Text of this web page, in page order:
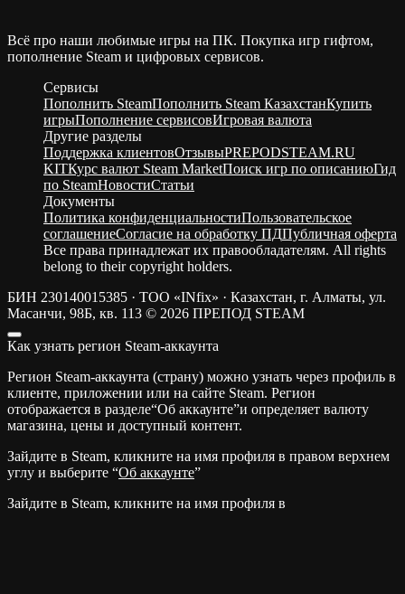
Всё про наши любимые игры на ПК. Покупка игр гифтом,
пополнение Steam и цифровых сервисов.
Сервисы
Пополнить SteamПополнить Steam КазахстанКупить
игрыПополнение сервисовИгровая валюта
Другие разделы
Поддержка клиентовОтзывыPREPODSTEAM.RU
KITКурс валют Steam MarketПоиск игр по описаниюГид
по SteamНовостиСтатьи
Документы
Политика конфиденциальностиПользовательское
соглашениеСогласие на обработку ПДПубличная оферта
Все права принадлежат их правообладателям. All rights
belong to their copyright holders.
БИН 230140015385 · ТОО «INfix» · Казахстан, г. Алматы, ул.
Масанчи, 98Б, кв. 113 © 2026 ПРЕПОД STEAM
Как узнать регион Steam-аккаунта
Регион Steam-аккаунта (страну) можно узнать через профиль в
клиенте, приложении или на сайте Steam. Регион
отображается в разделе“Об аккаунте”и определяет валюту
магазина, цены и доступный контент.
Зайдите в Steam, кликните на имя профиля в правом верхнем
углу и выберите “Об аккаунте”
Зайдите в Steam, кликните на имя профиля в